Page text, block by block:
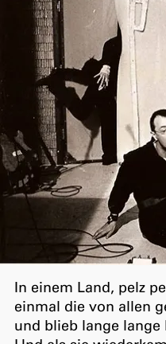
In einem Land, pelz
einmal die von allen
und blieb lange